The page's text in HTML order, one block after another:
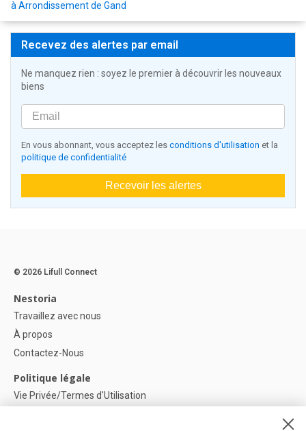
à Arrondissement de Gand
Recevez des alertes par email
Ne manquez rien : soyez le premier à découvrir les nouveaux
biens
En vous abonnant, vous acceptez les conditions d'utilisation et la
politique de confidentialité
Recevoir les alertes
© 2026 Lifull Connect
Nestoria
Travaillez avec nous
À propos
Contactez-Nous
Politique légale
Vie Privée/Termes d'Utilisation